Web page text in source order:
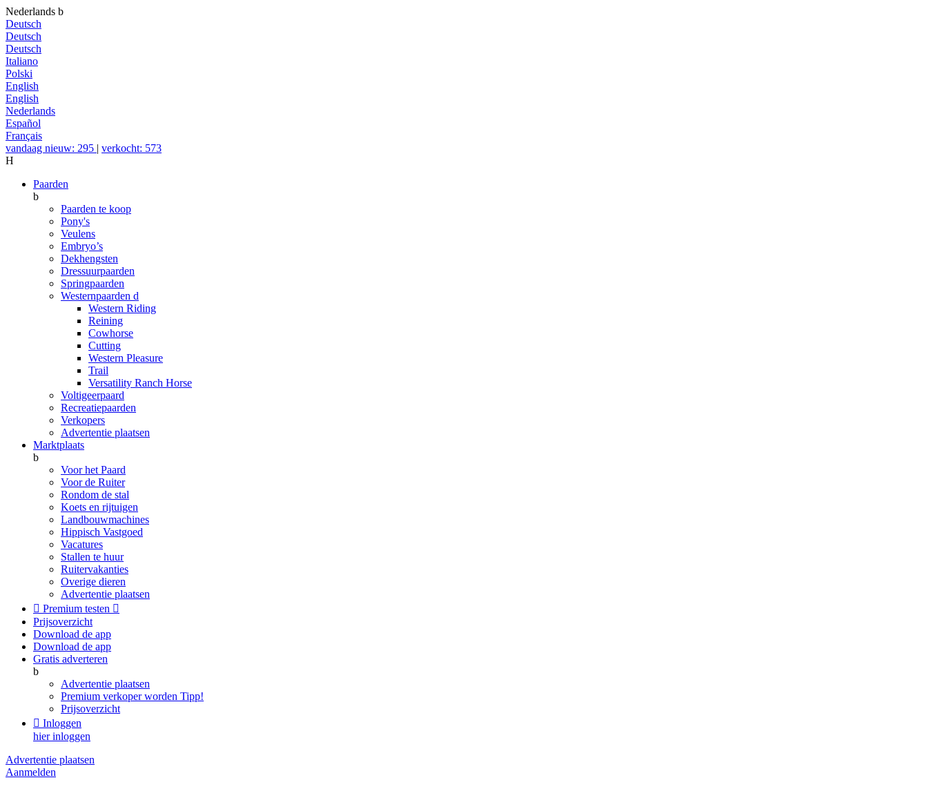
Nederlands b
Deutsch
Deutsch
Deutsch
Italiano
Polski
English
English
Nederlands
Español
Français
vandaag nieuw: 295 | verkocht: 573
H
Paarden
b
Paarden te koop
Pony's
Veulens
Embryo’s
Dekhengsten
Dressuurpaarden
Springpaarden
Westernpaarden d
Western Riding
Reining
Cowhorse
Cutting
Western Pleasure
Trail
Versatility Ranch Horse
Voltigeerpaard
Recreatiepaarden
Verkopers
Advertentie plaatsen
Marktplaats
b
Voor het Paard
Voor de Ruiter
Rondom de stal
Koets en rijtuigen
Landbouwmachines
Hippisch Vastgoed
Vacatures
Stallen te huur
Ruitervakanties
Overige dieren
Advertentie plaatsen
 Premium testen 
Prijsoverzicht
Download de app
Download de app
Gratis adverteren
b
Advertentie plaatsen
Premium verkoper worden Tipp!
Prijsoverzicht
 Inloggen
hier inloggen
Advertentie plaatsen
Aanmelden